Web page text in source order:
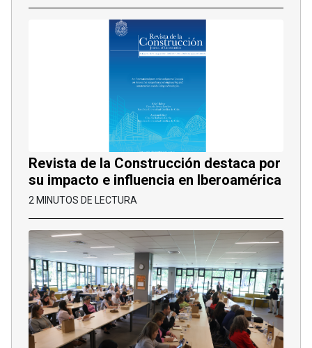
Revista de la Construcción destaca por
su impacto e influencia en Iberoamérica
2 MINUTOS DE LECTURA